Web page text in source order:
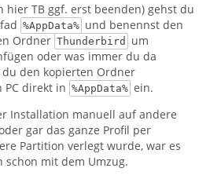
hier TB ggf. erst beenden) gehst du
%AppData% und benennst den
Ordner Thunderbird
um
oder was immer du da
den kopierten Ordner
PC direkt in %AppData% ein.
Installation manuell auf andere
gar das ganze Profil per
Partition verlegt wurde, war es
schon mit dem Umzug.